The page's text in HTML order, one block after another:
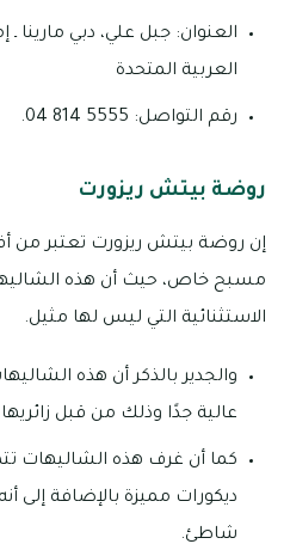
العنوان: جبل علي، دبي مارينا ـ
العربية المتحدة
رقم التواصل: 5555 814 04.
روضة بيتش ريزورت
إن روضة بيتش ريزورت تعتبر من
مسبح خاص، حيث أن هذه
الاستثنائية التي ليس لها مثيل.
والجدير بالذكر أن هذه
عالية جدًا وذلك من قبل زائريها
كما أن غرف هذه الشاليهات
ديكورات مميزة بالإضافة إلى
شاطئ.